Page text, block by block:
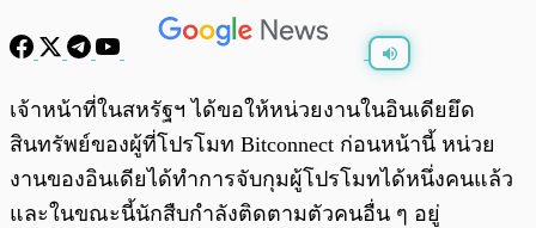
พร้อมเล่น 0:00/0:00
เจ้าหน้าที่ในสหรัฐฯ ได้ขอให้หน่วยงานในอินเดียยึด
สินทรัพย์ของผู้ที่โปรโมท Bitconnect ก่อนหน้านี้ หน่วย
งานของอินเดียได้ทำการจับกุมผู้โปรโมทได้หนึ่งคนแล้ว
และในขณะนี้นักสืบกำลังติดตามตัวคนอื่น ๆ อยู่